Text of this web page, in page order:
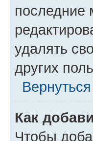
последние
удалять
других
Как
Чтобы